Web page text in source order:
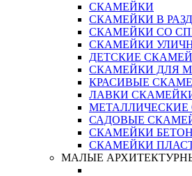
СКАМЕЙКИ
СКАМЕЙКИ В
СКАМЕЙКИ СО
СКАМЕЙКИ
ДЕТСКИЕ
СКАМЕЙКИ ДЛЯ
КРАСИВЫЕ
ЛАВКИ
САДОВЫЕ
СКАМЕЙКИ
СКАМЕЙКИ
МАЛЫЕ